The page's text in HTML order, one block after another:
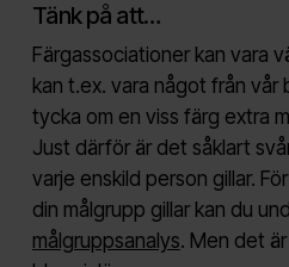
Tänk på att…
Färgassociationer kan vara
kan t.ex. vara något från vår
tycka om en viss färg extra
Just därför är det såklart
varje enskild person gillar.
din målgrupp gillar kan du
målgruppsanalys. Men det